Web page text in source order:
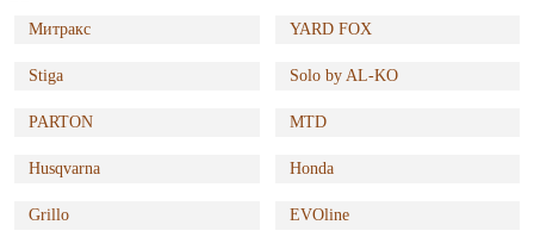
Митракс YARD FOX
Stiga Solo by AL-KO
PARTON MTD
Husqvarna Honda
Grillo EVOline